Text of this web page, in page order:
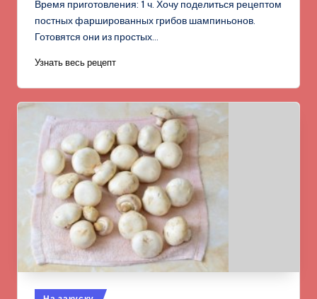
Время приготовления: 1 ч. Хочу поделиться рецептом
постных фаршированных грибов шампиньонов.
Готовятся они из простых…
Узнать весь рецепт
Опубликовано